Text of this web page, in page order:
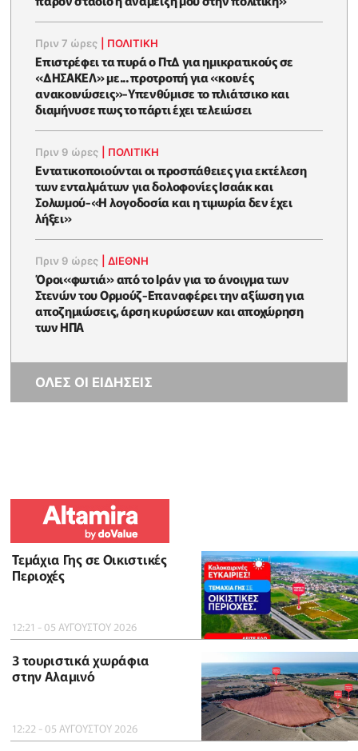
Πριν 7 ώρες ΠΟΛΙΤΙΚΗ
Επιστρέφει τα πυρά ο ΠτΔ για ημικρατικούς σε
«ΔΗΣΑΚΕΛ» με... προτροπή για «κοινές
ανακοινώσεις»-Υπενθύμισε το πλιάτσικο και
διαμήνυσε πως το πάρτι έχει τελειώσει
Πριν 9 ώρες ΠΟΛΙΤΙΚΗ
Εντατικοποιούνται οι προσπάθειες για εκτέλεση
των ενταλμάτων για δολοφονίες Ισαάκ και
Σολωμού-«Η λογοδοσία και η τιμωρία δεν έχει
λήξει»
Πριν 9 ώρες |ΔΙΕΘΝΗ
Όροι«φωτιά» από το Ιράν για το άνοιγμα των
Στενών του Ορμούζ-Επαναφέρει την αξίωση για
αποζημιώσεις, άρση κυρώσεων και αποχώρηση
των ΗΠΑ
ΟΛΕΣ ΟΙ ΕΙΔΗΣΕΙΣ
Τεμάχια Γης σε Οικιστικές
Περιοχές
12:21 - 05 ΑΥΓΟΥΣΤΟΥ 2026
3 τουριστικά χωράφια
στην Αλαμινό
12:22 - 05 ΑΥΓΟΥΣΤΟΥ 2026